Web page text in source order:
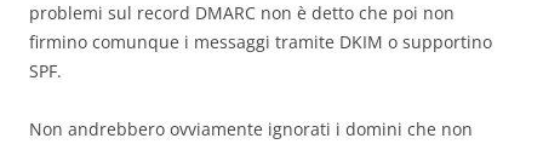
problemi sul record DMARC non è detto che poi non
firmino comunque i messaggi tramite DKIM o supportino
SPF.
Non andrebbero ovviamente ignorati i domini che non